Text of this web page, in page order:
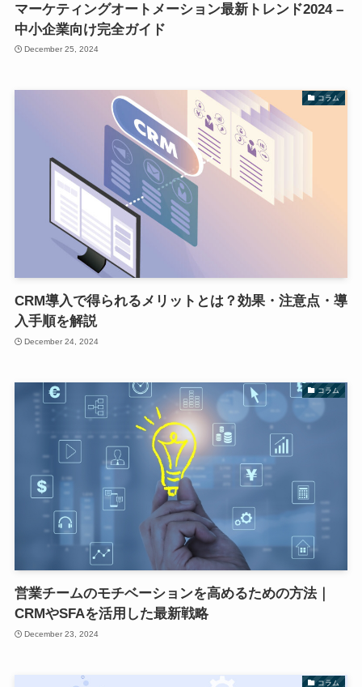
マーケティングオートメーション最新トレンド2024 –
中小企業向け完全ガイド
December 25, 2024
コラム
CRM導入で得られるメリットとは？効果・注意点・導
入手順を解説
December 24, 2024
コラム
営業チームのモチベーションを高めるための方法｜
CRMやSFAを活用した最新戦略
December 23, 2024
コラム